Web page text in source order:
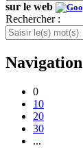
sur le web
Rechercher :
Navigation
0
10
20
30
...